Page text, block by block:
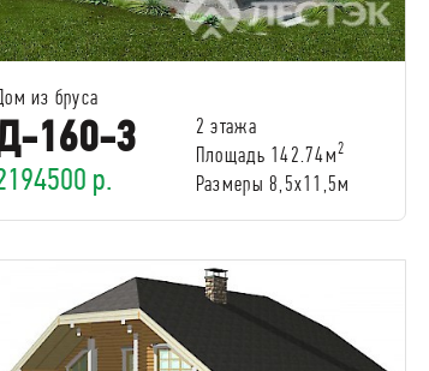
из бруса
160-3
р.
2 этажа
Площадь 142.74м2
Размеры 8,5х11,5м